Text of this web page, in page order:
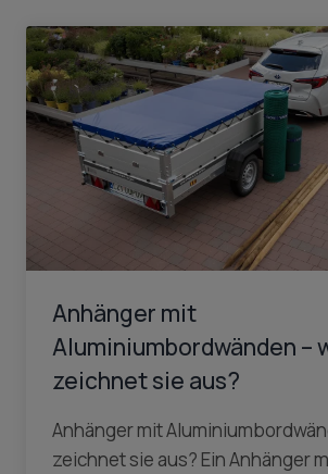
Anhänger mit
Aluminiumbordwänden –
zeichnet sie aus?
Anhänger mit
zeichnet sie aus? Ein Anhänger